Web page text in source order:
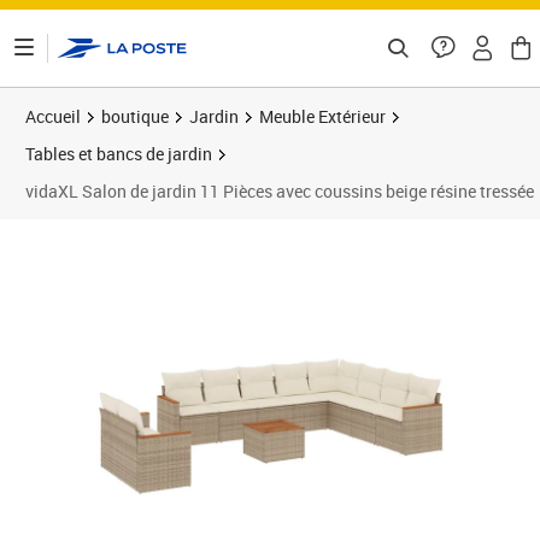
Accueil boutique Jardin
Meuble Extérieur
Tables et bancs de jardin
vidaXL Salon de jardin 11 Pièces avec coussins beige résine tressée